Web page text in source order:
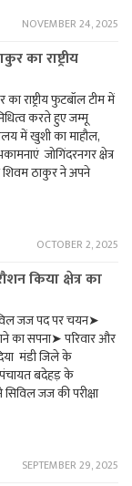
NOVEMBER 24, 2025
का राष्ट्रीय
राष्ट्रीय फुटबॉल टीम में
करते हुए जम्मू
में खुशी का माहौल,
जोगिंदरनगर क्षेत्र
ठाकुर ने अपने
OCTOBER 2, 2025
किया क्षेत्र का
जज पद पर चयन➤
का सपना➤ परिवार और
मंडी जिले के
पंचायत बदेहड़ के
सिविल जज की परीक्षा
SEPTEMBER 29, 2025